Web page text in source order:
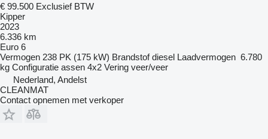
€ 99.500 Exclusief BTW
Kipper
2023
6.336 km
Euro 6
Vermogen 238 PK (175 kW) Brandstof diesel Laadvermogen 6.780
kg Configuratie assen 4x2 Vering veer/veer
Nederland, Andelst
CLEANMAT
Contact opnemen met verkoper